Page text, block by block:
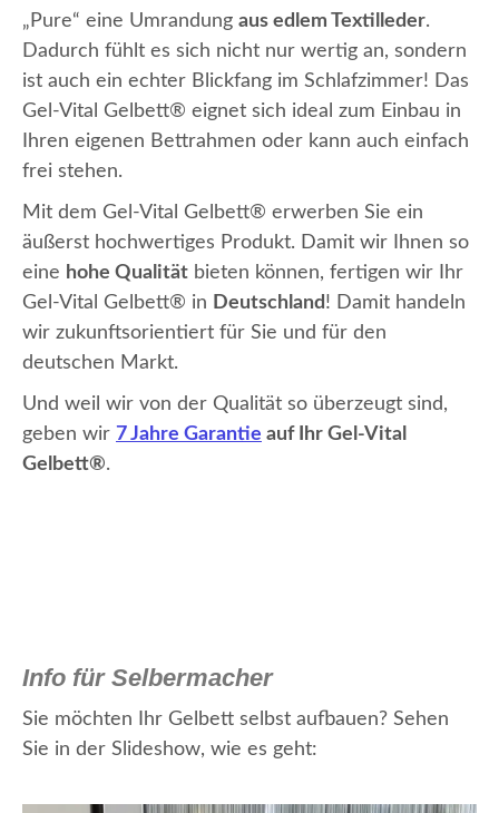
„Pure“ eine Umrandung aus edlem Textilleder.
Dadurch fühlt es sich nicht nur wertig an, sondern
ist auch ein echter Blickfang im Schlafzimmer! Das
Gel-Vital Gelbett® eignet sich ideal zum Einbau in
Ihren eigenen Bettrahmen oder kann auch einfach
frei stehen.
Mit dem Gel-Vital Gelbett® erwerben Sie ein
äußerst hochwertiges Produkt. Damit wir Ihnen so
eine hohe Qualität bieten können, fertigen wir Ihr
Gel-Vital Gelbett® in Deutschland! Damit handeln
wir zukunftsorientiert für Sie und für den
deutschen Markt.
Und weil wir von der Qualität so überzeugt sind,
geben wir 7 Jahre Garantie auf Ihr Gel-Vital
Gelbett®.
Info für Selbermacher
Sie möchten Ihr Gelbett selbst aufbauen? Sehen
Sie in der Slideshow, wie es geht: